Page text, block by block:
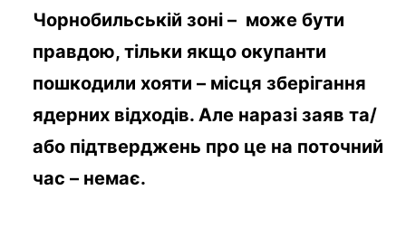
Чорнобильській зоні – може бути
правдою, тільки якщо окупанти
пошкодили хояти – місця зберігання
ядерних відходів. Але наразі заяв та/
або підтверджень про це на поточний
час – немає.